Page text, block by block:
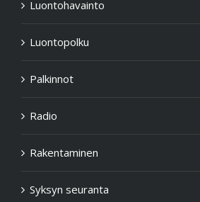
Luontohavainto
Luontopolku
Palkinnot
Radio
Rakentaminen
Syksyn seuranta